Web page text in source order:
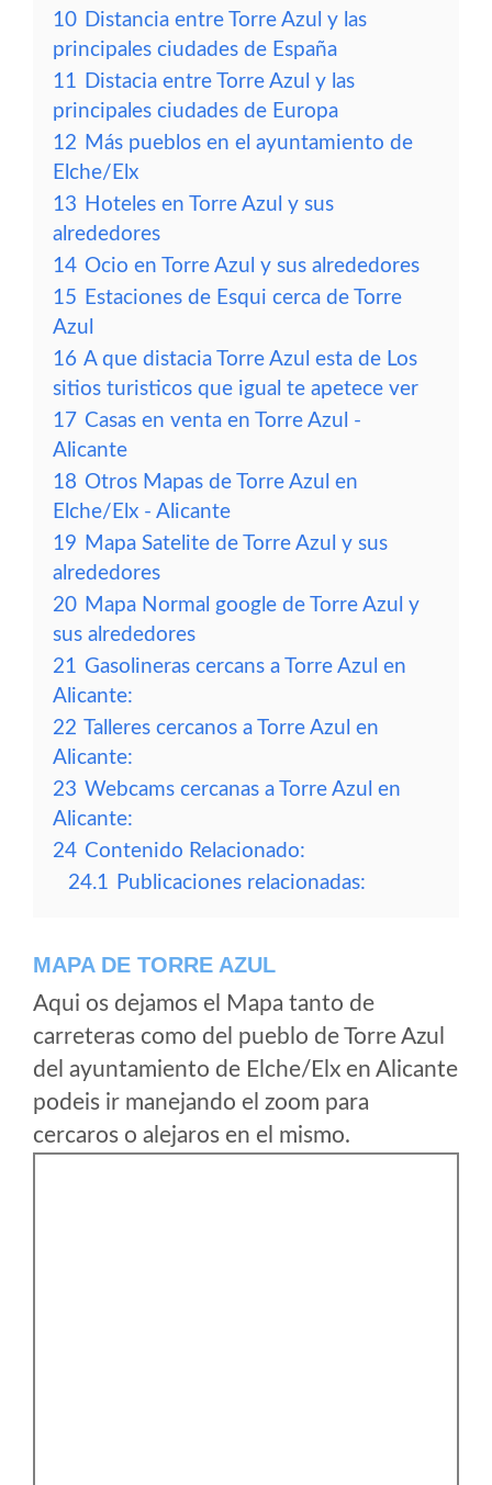
10 Distancia entre Torre Azul y las
principales ciudades de España
11 Distacia entre Torre Azul y las
principales ciudades de Europa
12 Más pueblos en el ayuntamiento de
Elche/Elx
13 Hoteles en Torre Azul y sus
alrededores
14 Ocio en Torre Azul y sus alrededores
15 Estaciones de Esqui cerca de Torre
Azul
16 A que distacia Torre Azul esta de Los
sitios turisticos que igual te apetece ver
17 Casas en venta en Torre Azul -
Alicante
18 Otros Mapas de Torre Azul en
Elche/Elx - Alicante
19 Mapa Satelite de Torre Azul y sus
alrededores
20 Mapa Normal google de Torre Azul y
sus alrededores
21 Gasolineras cercans a Torre Azul en
Alicante:
22 Talleres cercanos a Torre Azul en
Alicante:
23 Webcams cercanas a Torre Azul en
Alicante:
24 Contenido Relacionado:
24.1 Publicaciones relacionadas:
MAPA DE TORRE AZUL
Aqui os dejamos el Mapa tanto de
carreteras como del pueblo de Torre Azul
del ayuntamiento de Elche/Elx en Alicante
podeis ir manejando el zoom para
cercaros o alejaros en el mismo.